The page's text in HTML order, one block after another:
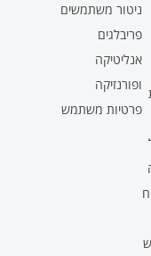
ניטור משתמשים
פריבלגים
אנליטיקה
ופורנזיקה
פרטיות משתמש